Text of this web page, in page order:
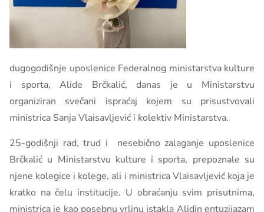
dugogodišnje uposlenice Federalnog ministarstva kulture
i sporta, Alide Brčkalić, danas je u Ministarstvu
organiziran svečani ispraćaj kojem su prisustvovali
ministrica Sanja Vlaisavljević i kolektiv Ministarstva.
25-godišnji rad, trud i nesebično zalaganje uposlenice
Brčkalić u Ministarstvu kulture i sporta, prepoznale su
njene kolegice i kolege, ali i ministrica Vlaisavljević koja je
kratko na čelu institucije. U obraćanju svim prisutnima,
ministrica je kao posebnu vrlinu istakla Alidin entuzijazam